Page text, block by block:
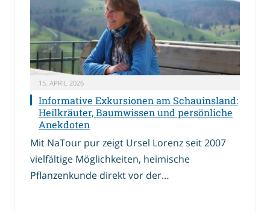
15. APRIL 2026
Informative Exkursionen am Schauinsland:
Heilkräuter, Baumwissen und persönliche
Anekdoten
Mit NaTour pur zeigt Ursel Lorenz seit 2007
vielfältige Möglichkeiten, heimische
Pflanzenkunde direkt vor der…